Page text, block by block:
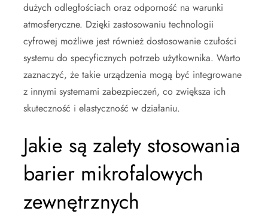
dużych odległościach oraz odporność na warunki
atmosferyczne. Dzięki zastosowaniu technologii
cyfrowej możliwe jest również dostosowanie czułości
systemu do specyficznych potrzeb użytkownika. Warto
zaznaczyć, że takie urządzenia mogą być integrowane
z innymi systemami zabezpieczeń, co zwiększa ich
skuteczność i elastyczność w działaniu.
Jakie są zalety stosowania
barier mikrofalowych
zewnętrznych